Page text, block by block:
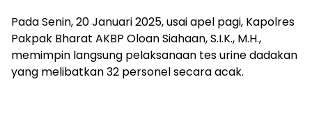
Pada Senin, 20 Januari 2025, usai apel pagi, Kapolres
Pakpak Bharat AKBP Oloan Siahaan, S.I.K., M.H.,
memimpin langsung pelaksanaan tes urine dadakan
yang melibatkan 32 personel secara acak.